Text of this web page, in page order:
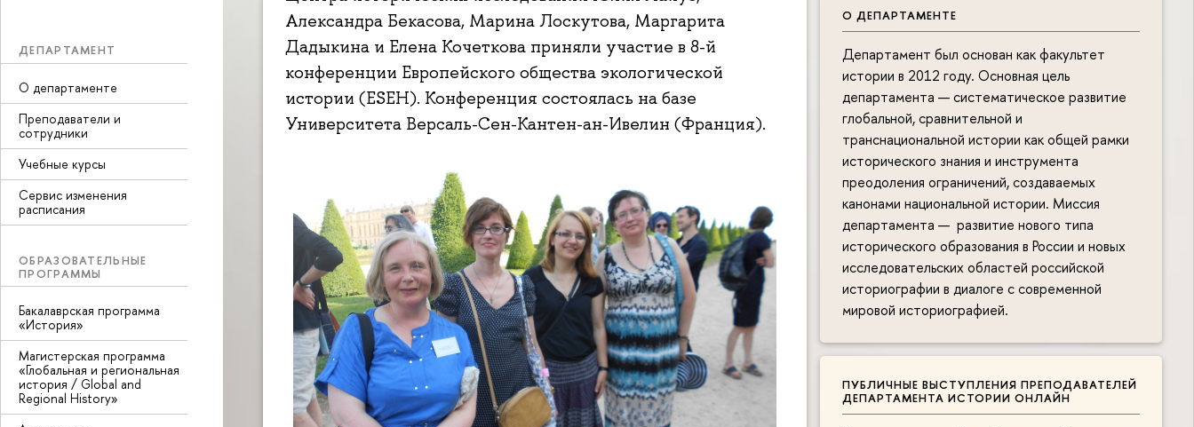
ДЕПАРТАМЕНТ
О департаменте
Преподаватели и
сотрудники
Учебные курсы
Сервис изменения
расписания
ОБРАЗОВАТЕЛЬНЫЕ
ПРОГРАММЫ
Бакалаврская программа
«История»
Магистерская программа
«Глобальная и региональная
история / Global and
Regional History»
О ДЕПАРТАМЕНТЕ
Департамент был основан как факультет
истории в 2012 году. Основная цель
департамента — систематическое развитие
глобальной, сравнительной и
транснациональной истории как общей рамки
исторического знания и инструмента
преодоления ограничений, создаваемых
канонами национальной истории. Миссия
департамента — развитие нового типа
исторического образования в России и новых
исследовательских областей российской
историографии в диалоге с современной
мировой историографией.
ПУБЛИЧНЫЕ ВЫСТУПЛЕНИЯ ПРЕПОДАВАТЕЛЕЙ
ДЕПАРТАМЕНТА ИСТОРИИ ОНЛАЙН
Александра Бекасова, Марина Лоскутова, Маргарита
Дадыкина и Елена Кочеткова приняли участие в 8-й
конференции Европейского общества экологической
истории (ESEH). Конференция состоялась на базе
Университета Версаль-Сен-Кантен-ан-Ивелин (Франция).